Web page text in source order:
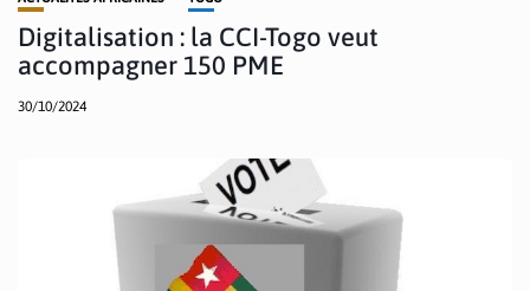
Digitalisation : la CCI-Togo veut
accompagner 150 PME
30/10/2024